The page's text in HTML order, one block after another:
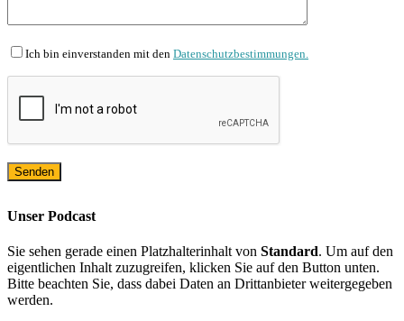
Ich bin einverstanden mit den Datenschutzbestimmungen.
Unser Podcast
Sie sehen gerade einen Platzhalterinhalt von Standard. Um auf den
eigentlichen Inhalt zuzugreifen, klicken Sie auf den Button unten.
Bitte beachten Sie, dass dabei Daten an Drittanbieter weitergegeben
werden.